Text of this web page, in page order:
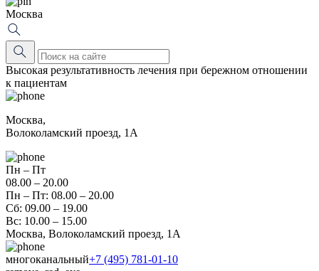
Москва
Высокая результативность лечения при бережном отношении
к пациентам
Москва,
Волоколамский проезд, 1А
Пн – Пт
08.00 – 20.00
Пн – Пт: 08.00 – 20.00
Сб: 09.00 – 19.00
Вс: 10.00 – 15.00
Москва, Волоколамский проезд, 1А
многоканальный+7 (495) 781-01-10